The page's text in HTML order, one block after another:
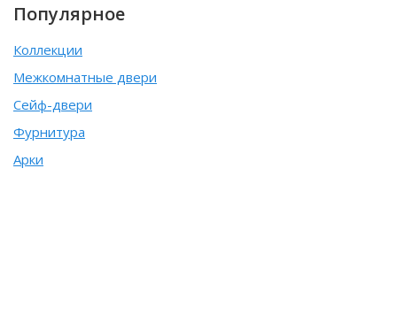
Популярное
Коллекции
Межкомнатные двери
Сейф-двери
Фурнитура
Арки